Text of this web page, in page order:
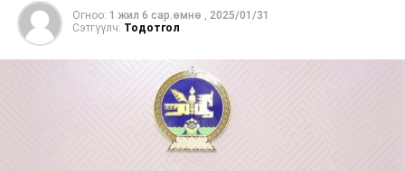
Огноо: 1 жил 6 сар.өмнө , 2025/01/31
Сэтгүүлч: Тодотгол